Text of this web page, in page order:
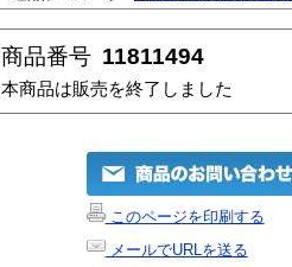
商品番号 11811494
本商品は販売を終了しました
このページを印刷する
メールでURLを送る